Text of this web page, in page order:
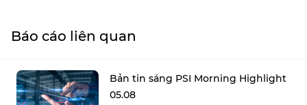
Báo cáo liên quan
Bản tin sáng PSI Morning Highlight
05.08